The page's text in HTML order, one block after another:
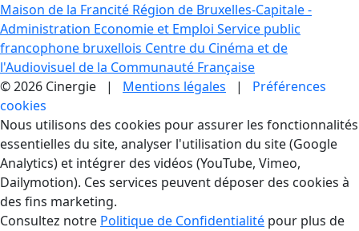
Maison de la Francité Région de Bruxelles-Capitale -
Administration Economie et Emploi Service public
francophone bruxellois Centre du Cinéma et de
l'Audiovisuel de la Communauté Française
© 2026 Cinergie | Mentions légales | Préférences
cookies
Gestion des Cookies
Nous utilisons des cookies pour assurer les fonctionnalités
essentielles du site, analyser l'utilisation du site (Google
Analytics) et intégrer des vidéos (YouTube, Vimeo,
Dailymotion). Ces services peuvent déposer des cookies à
des fins marketing.
Consultez notre Politique de Confidentialité pour plus de